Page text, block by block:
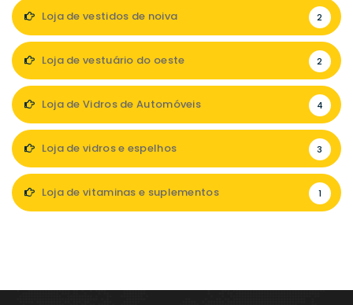
Loja de vestidos de noiva 2
Loja de vestuário do oeste 2
Loja de Vidros de Automóveis 4
Loja de vidros e espelhos 3
Loja de vitaminas e suplementos 1